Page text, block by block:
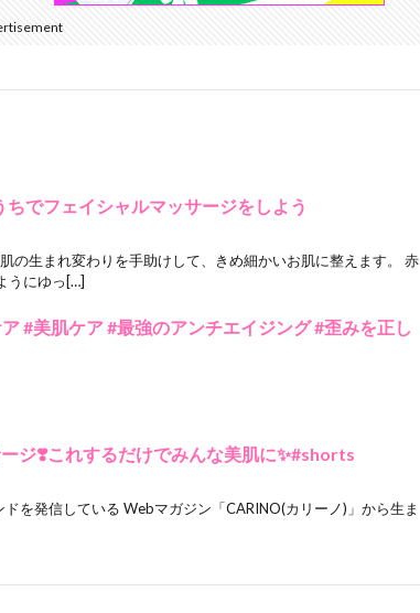
でフェイシャルマッサージをしよう
の生まれ変わりを手助けして、きめ細かいお肌に整えます。 赤
うにゆっ[…]
#美肌ケア #最強のアンチエイジング #歪みを正し
ジ❣️これするだけでみんな美肌に✨#shorts
を発信している Webマガジン「CARINO(カリーノ)」から生ま